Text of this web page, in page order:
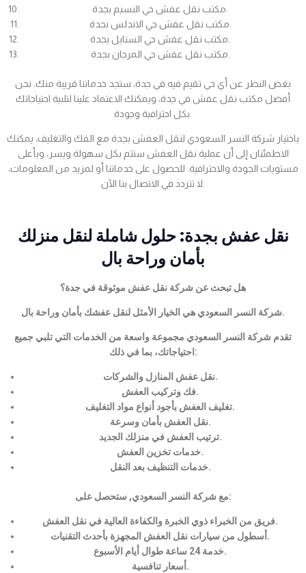
بغض النظر عن أي حي تقيم فيه في جدة، ستجد خدماتنا قريبة منك. نحن
أفضل مكتب نقل عفش في جدة، ويمكنك الاعتماد علينا لتلبية احتياجاتك
باختيار شركة النسر السعودي لنقل العفش بجدة مع الفك والتغليف، يمكنك
الاطمئنان إلى أن عملية نقل العفش ستتم بكل سهولة ويسر، وبأعلى
مستويات الجودة والاحترافية. للحصول على خدماتنا أو لمزيد من المعلومات،
نقل عفش بجدة: حلول شاملة لنقل منزلك
بأمان وراحة بال
هل تبحث عن شركة نقل عفش موثوقة في جدة؟
شركة النسر السعودي هي الخيار الأمثل لنقل عفشك بأمان وراحة بال.
تقدم شركة النسر السعودي مجموعة واسعة من الخدمات التي تلبي جميع
احتياجاتك، بما في ذلك:
نقل عفش المنازل والشركات.
فك وتركيب العفش.
تغليف العفش بأجود أنواع مواد التغليف.
نقل العفش بأمان وسرعة.
ترتيب العفش في منزلك الجديد.
خدمات تخزين العفش.
خدمات التنظيف بعد النقل.
مع شركة النسر السعودي, ستحصل على:
فريق من الخبراء ذوي الخبرة والكفاءة العالية في نقل العفش.
أسطول من سيارات نقل العفش المجهزة بأحدث التقنيات.
خدمة 24 ساعة طوال أيام الأسبوع.
أسعار تنافسية.